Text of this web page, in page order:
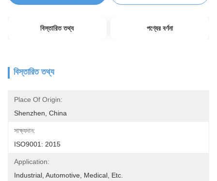
বিস্তারিত তথ্য পণ্যের বর্ণনা
বিস্তারিত তথ্য
Place Of Origin:
Shenzhen, China
সাক্ষ্যদান:
ISO9001: 2015
Application:
Industrial, Automotive, Medical, Etc.